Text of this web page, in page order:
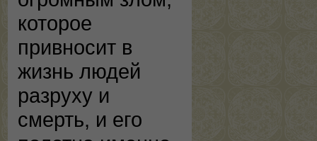
которое
привносит в
жизнь людей
разруху и
смерть, и его